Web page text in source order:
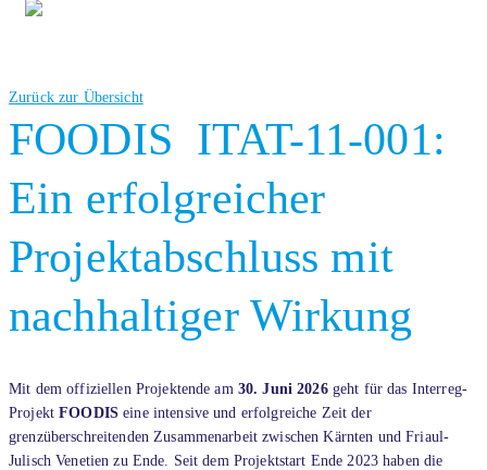
Zurück zur Übersicht
FOODIS ITAT-11-001:
Ein erfolgreicher
Projektabschluss mit
nachhaltiger Wirkung
Mit dem offiziellen Projektende am 30. Juni 2026geht für das Interreg-
ProjektFOODISeine intensive und erfolgreiche Zeit der
grenzüberschreitenden Zusammenarbeit zwischen Kärnten und Friaul-
Julisch Venetien zu Ende. Seit dem Projektstart Ende 2023 haben die